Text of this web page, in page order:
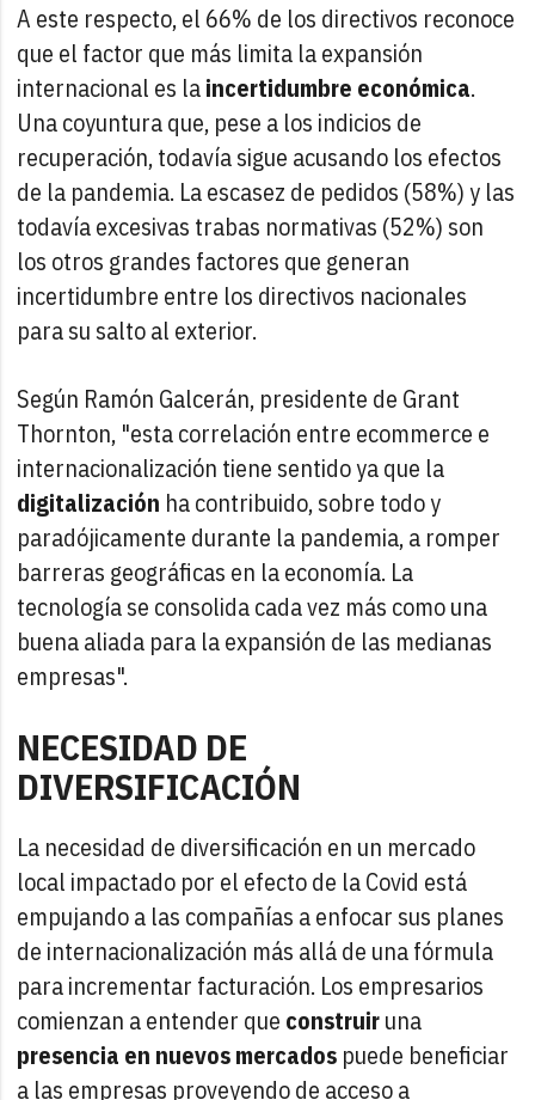
A este respecto, el 66% de los directivos reconoce
que el factor que más limita la expansión
internacional es laincertidumbre económica.
Una coyuntura que, pese a los indicios de
recuperación, todavía sigue acusando los efectos
de la pandemia. La escasez de pedidos (58%) y las
todavía excesivas trabas normativas (52%) son
los otros grandes factores que generan
incertidumbre entre los directivos nacionales
para su salto al exterior.
Según Ramón Galcerán, presidente de Grant
Thornton, "esta correlación entre ecommerce e
internacionalización tiene sentido ya que la
digitalización ha contribuido, sobre todo y
paradójicamente durante la pandemia, a romper
barreras geográficas en la economía. La
tecnología se consolida cada vez más como una
buena aliada para la expansión de las medianas
empresas".
NECESIDAD DE
DIVERSIFICACIÓN
La necesidad de diversificación en un mercado
local impactado por el efecto de la Covid está
empujando a las compañías a enfocar sus planes
de internacionalización más allá de una fórmula
para incrementar facturación. Los empresarios
comienzan a entender que construiruna
presencia en nuevos mercados puede beneficiar
a las empresas proveyendo de acceso a